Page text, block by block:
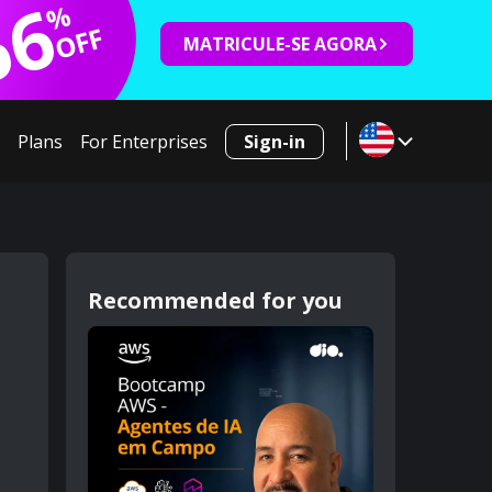
%
OFF MATRICULE-SE AGORA
Plans For Enterprises Sign-in
Recommended for you